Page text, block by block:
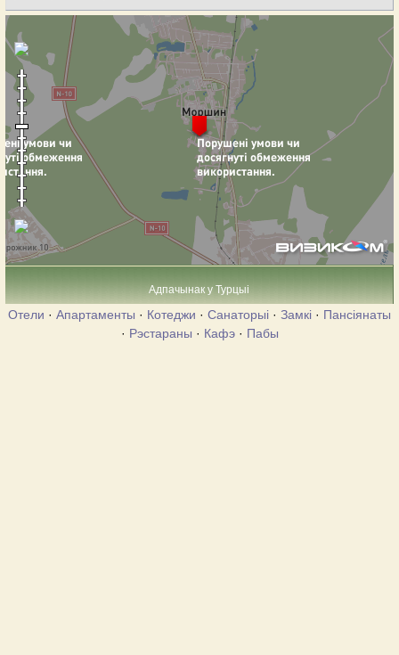
Адпачынак у Турцыі
Отели · Апартаменты · Котеджи · Санаторыі · Замкі · Пансіянаты
· Рэстараны · Кафэ· Пабы